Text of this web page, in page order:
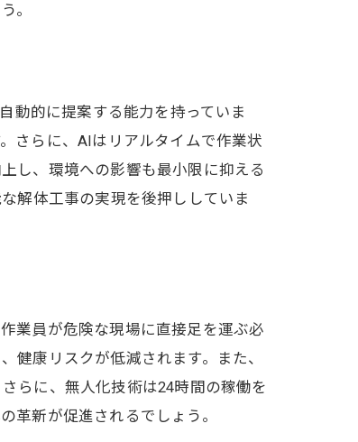
。
動的に提案する能力を持っていま
さらに、AIはリアルタイムで作業状
し、環境への影響も最小限に抑える
解体工事の実現を後押ししていま
業員が危険な現場に直接足を運ぶ必
健康リスクが低減されます。また、
らに、無人化技術は24時間の稼働を
革新が促進されるでしょう。